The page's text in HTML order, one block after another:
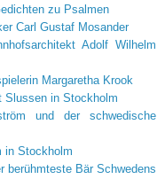
zu Psalmen
Carl Gustaf Mosander
Adolf Wilhelm
Margaretha Krook
Slussen in Stockholm
und der schwedische
in Stockholm
berühmteste Bär Schwedens